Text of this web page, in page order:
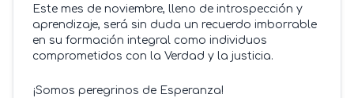
Este mes de noviembre, lleno de introspección y
aprendizaje, será sin duda un recuerdo imborrable
en su formación integral como individuos
comprometidos con la Verdad y la justicia.
¡Somos peregrinos de Esperanza!